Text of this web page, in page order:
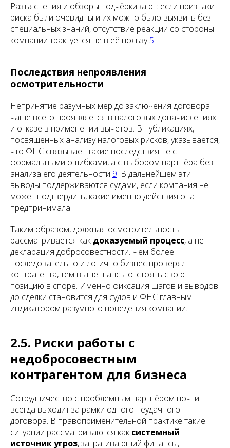
Разъяснения и обзоры подчёркивают: если признаки
риска были очевидны и их можно было выявить без
специальных знаний, отсутствие реакции со стороны
компании трактуется не в её пользу5.
Последствия непроявления
осмотрительности
Непринятие разумных мер до заключения договора
чаще всего проявляется в налоговых доначислениях
и отказе в применении вычетов. В публикациях,
посвящённых анализу налоговых рисков, указывается,
что ФНС связывает такие последствия не с
формальными ошибками, а с выбором партнёра без
анализа его деятельности 9. В дальнейшем эти
выводы поддерживаются судами, если компания не
может подтвердить, какие именно действия она
предпринимала.
Таким образом, должная осмотрительность
рассматривается как доказуемый процесс, а не
декларация добросовестности. Чем более
последовательно и логично бизнес проверял
контрагента, тем выше шансы отстоять свою
позицию в споре. Именно фиксация шагов и выводов
до сделки становится для судов и ФНС главным
индикатором разумного поведения компании.
2.5. Риски работы с
недобросовестным
контрагентом для бизнеса
Сотрудничество с проблемным партнёром почти
всегда выходит за рамки одного неудачного
договора. В правоприменительной практике такие
ситуации рассматриваются как системный
источник угроз, затрагивающий финансы,